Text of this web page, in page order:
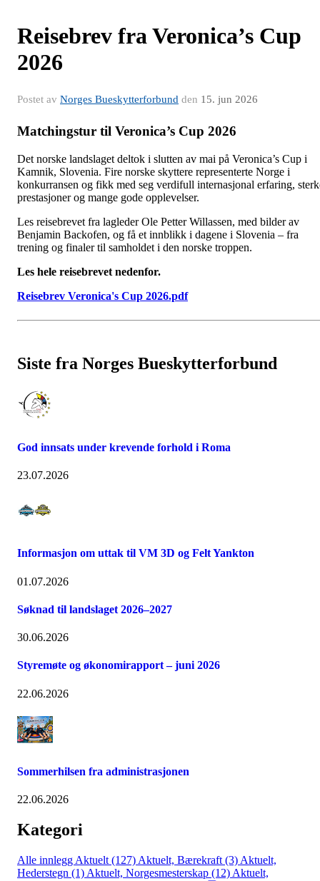
Reisebrev fra Veronica’s Cup
2026
Postet av Norges Bueskytterforbund den 15. jun 2026
Matchingstur til Veronica’s Cup 2026
Det norske landslaget deltok i slutten av mai på Veronica’s Cup i
Kamnik, Slovenia. Fire norske skyttere representerte Norge i
konkurransen og fikk med seg verdifull internasjonal erfaring,
prestasjoner og mange gode opplevelser.
Les reisebrevet fra lagleder Ole Petter Willassen, med bilder av
Benjamin Backofen, og få et innblikk i dagene i Slovenia – fra
trening og finaler til samholdet i den norske troppen.
Les hele reisebrevet nedenfor.
Reisebrev Veronica's Cup 2026.pdf
Siste fra Norges Bueskytterforbund
God innsats under krevende forhold i Roma
23.07.2026
Informasjon om uttak til VM 3D og Felt Yankton
01.07.2026
Søknad til landslaget 2026–2027
30.06.2026
Styremøte og økonomirapport – juni 2026
22.06.2026
Sommerhilsen fra administrasjonen
22.06.2026
Kategori
Alle innlegg Aktuelt (127) Aktuelt, Bærekraft (3) Aktuelt,
Hederstegn (1) Aktuelt, Norgesmesterskap (12) Aktuelt,